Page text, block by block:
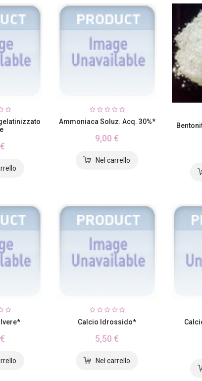
Ammoniaca Soluz. Acq. 30%*
9,00 €
Calcio Idrossido*
5,50 €